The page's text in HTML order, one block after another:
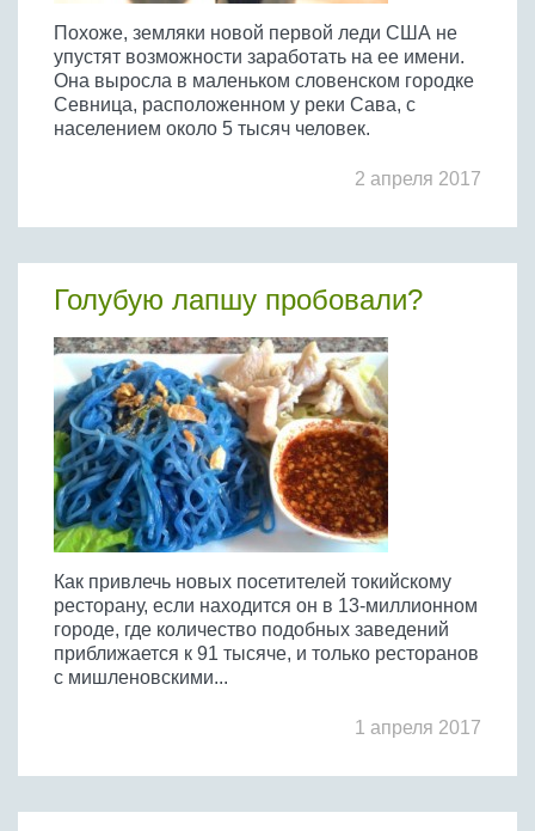
Похоже, земляки новой первой леди США не
упустят возможности заработать на ее имени.
Она выросла в маленьком словенском городке
Севница, расположенном у реки Сава, с
населением около 5 тысяч человек.
2 апреля 2017
Голубую лапшу пробовали?
Как привлечь новых посетителей токийскому
ресторану, если находится он в 13-миллионном
городе, где количество подобных заведений
приближается к 91 тысяче, и только ресторанов
с мишленовскими...
1 апреля 2017